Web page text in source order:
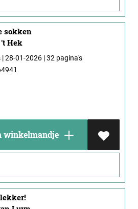
sokken
Hek
| 28-01-2026 | 32 pagina's
winkelmandje